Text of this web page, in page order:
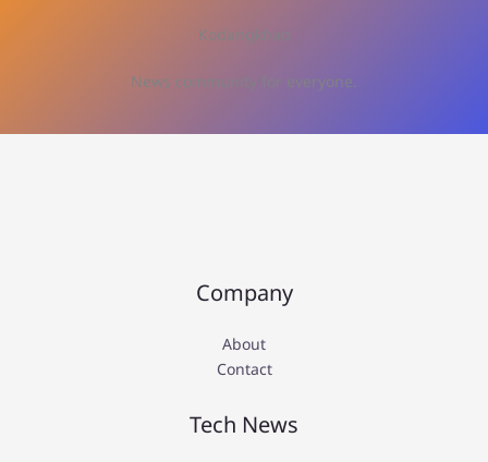
Kodangkhao
News community for everyone.
Company
About
Contact
Tech News